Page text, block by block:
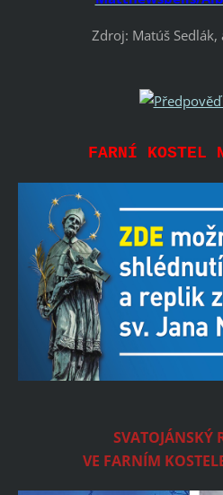
Zdroj: Matúš
FARNÍ KOSTEL
SVATOJÁNSKÝ
VE FARNÍM